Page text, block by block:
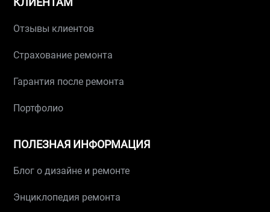
Отзывы клиентов
Страхование ремонта
Гарантия после ремонта
Портфолио
ПОЛЕЗНАЯ ИНФОРМАЦИЯ
Блог о дизайне и ремонте
Энциклопедия ремонта